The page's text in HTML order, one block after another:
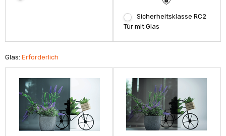
Sicherheitsklasse RC2
Tür mit Glas
Glas:Erforderlich